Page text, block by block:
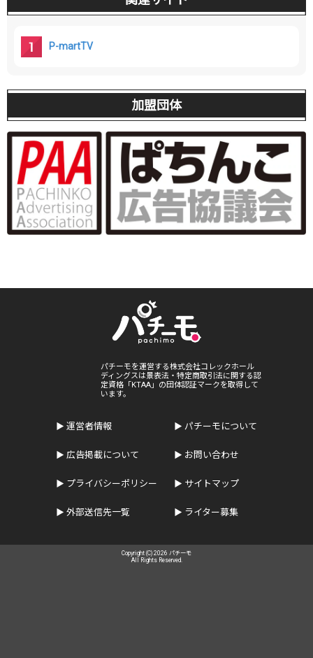
P-martTV
加盟団体
パチーモを運営する株式会社コレックホール
ディングスは景表法・特定商取引法に関する認
定資格「KTAA」の団体認証マークを取得して
います。
運営者情報 パチーモについて
広告掲載について お問い合わせ
プライバシーポリシー サイトマップ
外部送信先一覧 ライター募集
Copyright (C) 2026 パチーモ
All Rights Reserved.